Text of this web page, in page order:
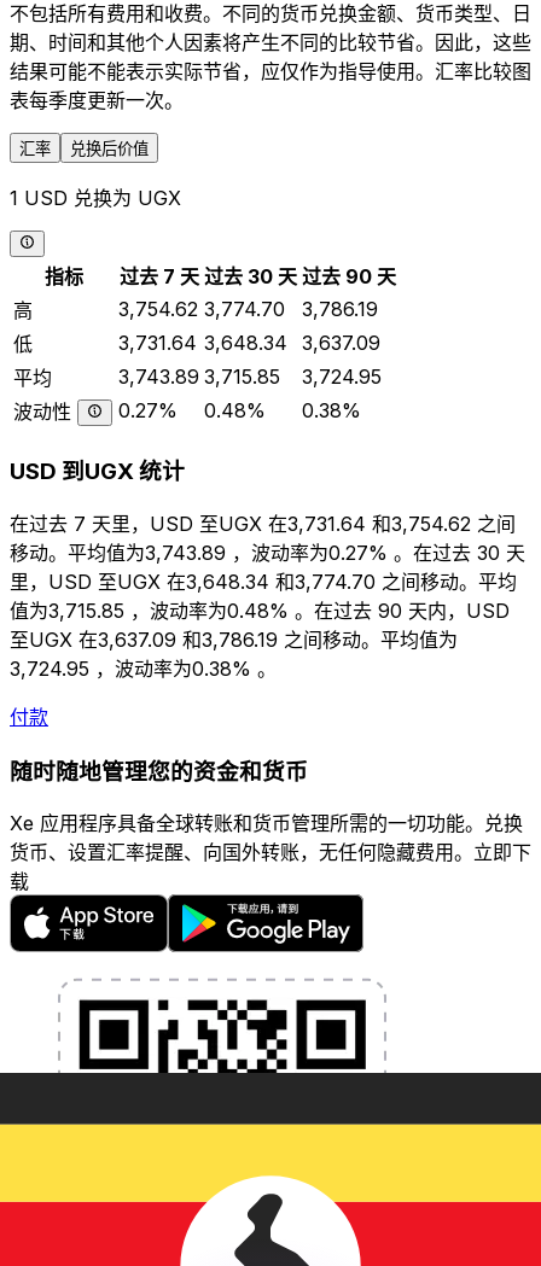
不包括所有费用和收费。不同的货币兑换金额、货币类型、日
期、时间和其他个人因素将产生不同的比较节省。因此，这些
结果可能不能表示实际节省，应仅作为指导使用。汇率比较图
表每季度更新一次。
汇率 兑换后价值
1 USD 兑换为 UGX
指标 过去 7 天 过去 30 天 过去 90 天
高
3,754.62 3,774.70
3,786.19
低
3,731.64 3,648.34
3,637.09
平均
3,743.89 3,715.85
3,724.95
波动性
0.27% 0.48% 0.38%
USD 到UGX 统计
在过去 7 天里，USD 至UGX 在3,731.64 和3,754.62 之间
移动。平均值为3,743.89 ，波动率为0.27% 。在过去 30 天
里，USD 至UGX 在3,648.34 和3,774.70 之间移动。平均
值为3,715.85 ，波动率为0.48% 。在过去 90 天内，USD
至UGX 在3,637.09 和3,786.19 之间移动。平均值为
3,724.95 ，波动率为0.38% 。
付款
随时随地管理您的资金和货币
Xe 应用程序具备全球转账和货币管理所需的一切功能。兑换
货币、设置汇率提醒、向国外转账，无任何隐藏费用。立即下
载